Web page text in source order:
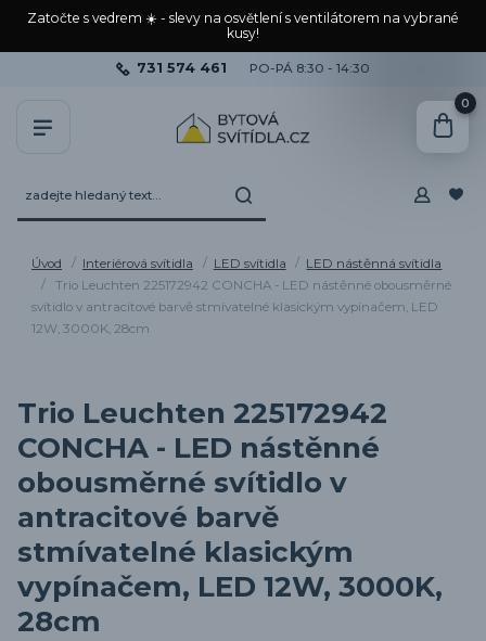
Zatočte s vedrem ☀️ - slevy na osvětlení s ventilátorem na vybrané
kusy!
731 574 461 PO-PÁ 8:30 - 14:30
0
Úvod Interiérová svítidla LED svítidla
LED nástěnná svítidla
Trio Leuchten 225172942 CONCHA - LED nástěnné obousměrné
svítidlo v antracitové barvě stmívatelné klasickým vypínačem, LED
12W, 3000K, 28cm
Trio Leuchten 225172942
CONCHA - LED nástěnné
obousměrné svítidlo v
antracitové barvě
stmívatelné klasickým
vypínačem, LED 12W, 3000K,
28cm